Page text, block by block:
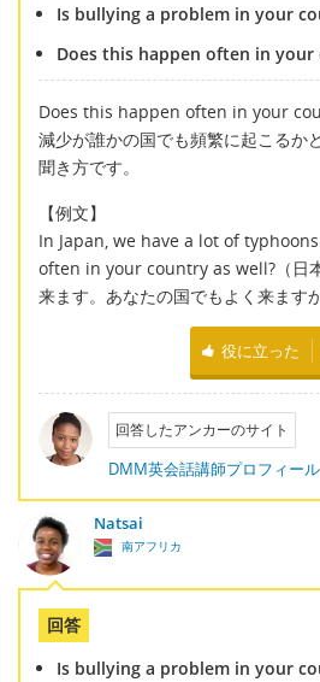
Is bullying a problem in your
Does this happen often in your
Does this happen often in your
減少が誰かの国でも頻繁に起こるか
聞き方です。
【例文】
In Japan, we have a lot of
often in your country as well?（日
来ます。あなたの国でもよく来ますか
役に立った
回答したアンカーのサイト
DMM英会話講師プロフィール
Natsai
南アフリカ
回答
Is bullying a problem in your